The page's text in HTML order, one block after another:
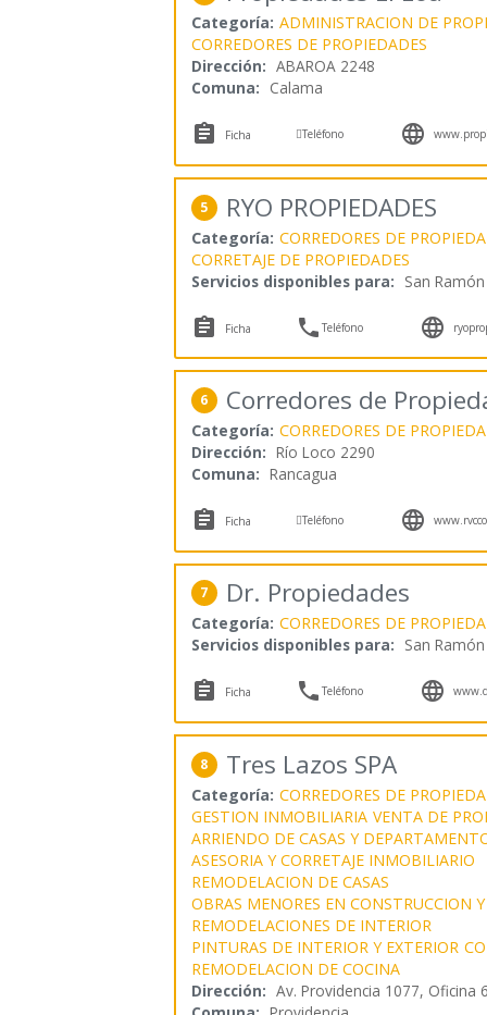
Categoría: ADMINISTRACION DE
CORREDORES DE PROPIEDADES
Dirección: ABAROA 2248
Comuna: Calama
 Ficha Teléfono 
5 RYO PROPIEDADES
Categoría: CORREDORES DE
CORRETAJE DE PROPIEDADES
Servicios disponibles para: San Ramón
 Ficha Teléfono 
6 Corredores de
Categoría: CORREDORES DE
Dirección: Río Loco 2290
Comuna: Rancagua
 Ficha Teléfono 
7 Dr. Propiedades
Categoría: CORREDORES DE
Servicios disponibles para: San Ramón
 Ficha Teléfono 
8 Tres Lazos SPA
Categoría: CORREDORES DE
GESTION INMOBILIARIA VENTA DE
ARRIENDO DE CASAS Y
ASESORIA Y CORRETAJE INMOBILIARIO
REMODELACION DE CASAS
OBRAS MENORES EN CONSTRUCCION
REMODELACIONES DE INTERIOR
PINTURAS DE INTERIOR Y EXTERIOR
REMODELACION DE COCINA
Dirección: Av. Providencia 1077, Oficina